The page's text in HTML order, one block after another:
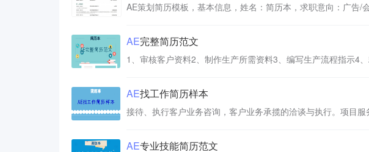
AE完整简历范文
AE找工作简历样本
AE专业技能简历范文